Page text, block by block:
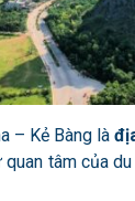
– Kẻ Bàng là
tâm của